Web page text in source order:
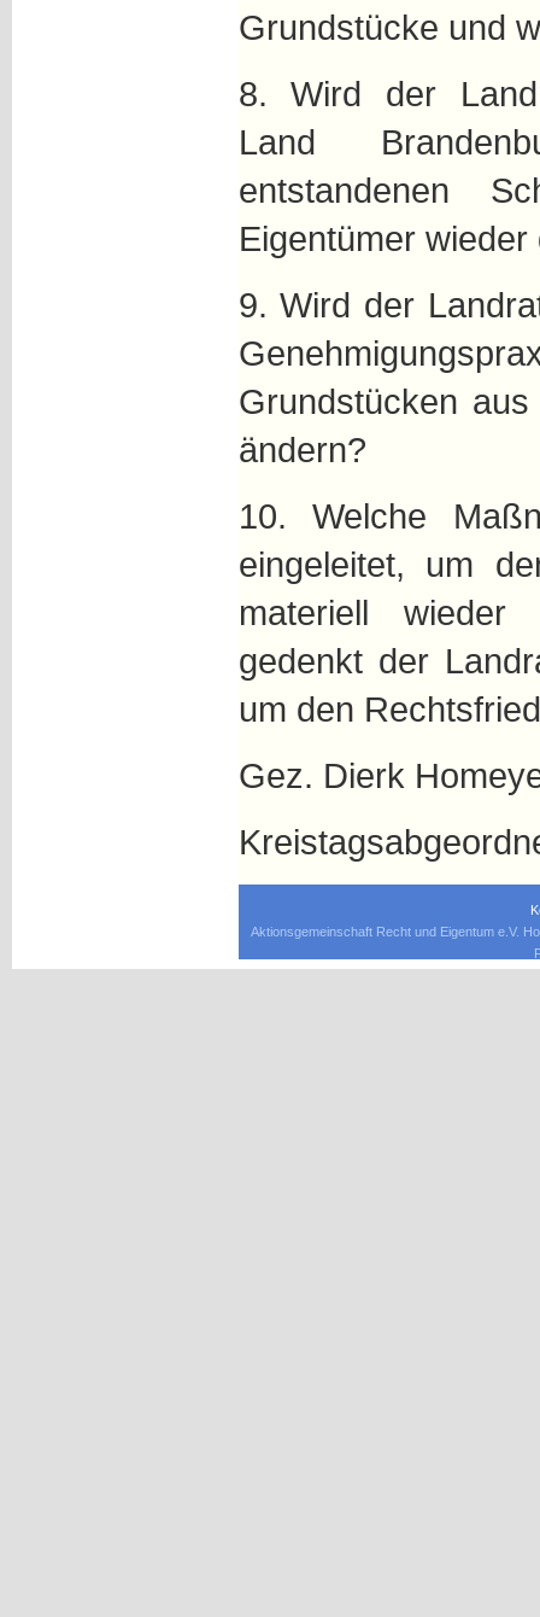
Grundstücke und
8. Wird der
Land
entstandenen
Eigentümer
9. Wird der
Grundstücken
ändern?
10. Welche
eingeleitet, um
materiell
gedenkt der
um den
Gez. Dierk
Aktionsgemeinschaft Recht und Eigentum e.V.